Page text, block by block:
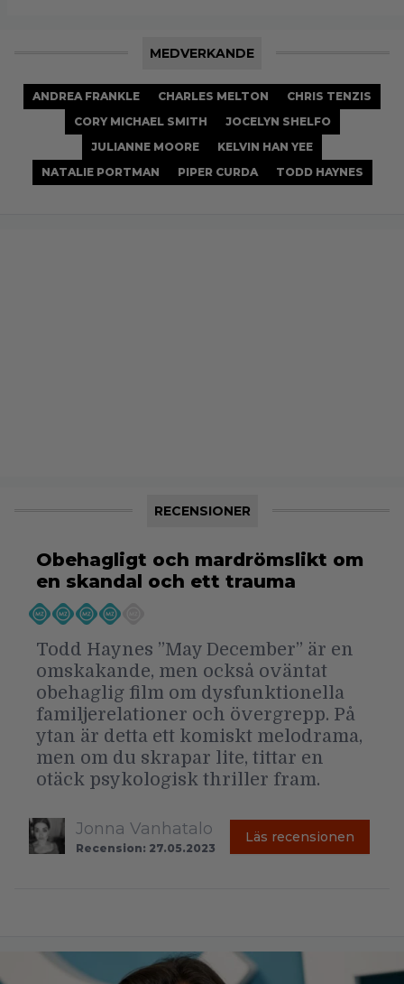
MEDVERKANDE
ANDREA FRANKLE CHARLES MELTON
CHRIS TENZIS
CORY MICHAEL SMITH
JOCELYN SHELFO
JULIANNE MOORE
KELVIN HAN YEE
NATALIE PORTMAN
PIPER CURDA TODD HAYNES
RECENSIONER
Obehagligt och mardrömslikt om
en skandal och ett trauma
Todd Haynes ”May December” är en
omskakande, men också oväntat
obehaglig film om dysfunktionella
familjerelationer och övergrepp. På
ytan är detta ett komiskt melodrama,
men om du skrapar lite, tittar en
otäck psykologisk thriller fram.
Jonna Vanhatalo
Recension: 27.05.2023
Läs recensionen